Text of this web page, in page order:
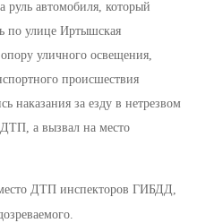
руль автомобиля, который
по улице Иртышская
уличного освещения,
происшествия
наказания за езду в нетрезвом
а вызвал на место
ДТП инспекторов ГИБДД,